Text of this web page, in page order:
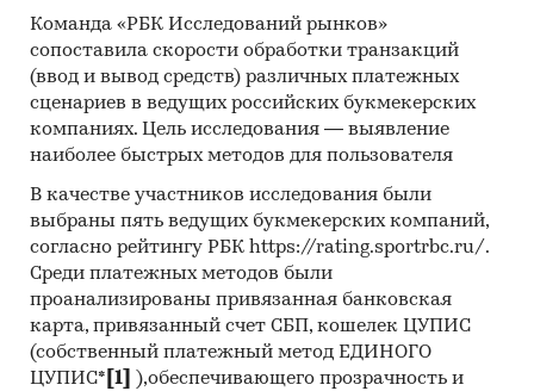
аналогичному периоду предыдущего года
по федеральным округам, 2017-2025
Динамика средней цены по кварталам 2024-
2025 в разрезе федеральных округов
разрезе федеральных округов
Темпы прироста за месяц в 2025 году в
разрезе федеральных округов
Данные по регионам каждого
федерального округа
Команда «РБК Исследований рынков»
сопоставила скорости обработки транзакций
(ввод и вывод средств) различных платежных
сценариев в ведущих российских букмекерских
компаниях. Цель исследования — выявление
наиболее быстрых методов для пользователя
В качестве участников исследования были
выбраны пять ведущих букмекерских компаний,
согласно рейтингу РБК https://rating.sportrbc.ru/.
Среди платежных методов были
проанализированы привязанная банковская
карта, привязанный счет СБП, кошелек ЦУПИС
(собственный платежный метод ЕДИНОГО
ЦУПИС* [1]
),обеспечивающего прозрачность и